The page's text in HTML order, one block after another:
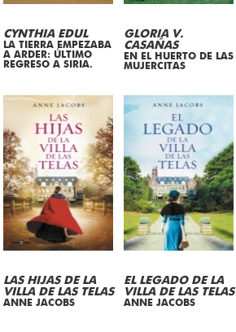
CYNTHIA EDUL
LA TIERRA EMPEZABA
A ARDER: ÚLTIMO
REGRESO A SIRIA.
GLORIA V.
CASAÑAS
EN EL HUERTO DE LAS
MUJERCITAS
LAS HIJAS DE LA
VILLA DE LAS TELAS
ANNE JACOBS
EL LEGADO DE LA
VILLA DE LAS TELAS
ANNE JACOBS